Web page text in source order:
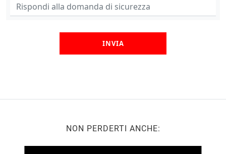
INVIA
NON PERDERTI ANCHE: